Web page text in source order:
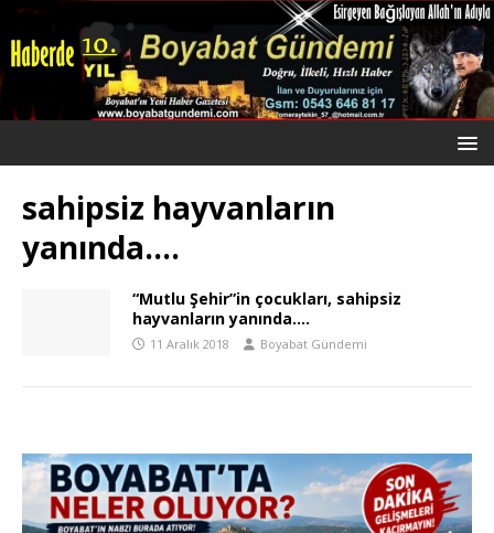
sahipsiz hayvanların
yanında….
“Mutlu Şehir”in çocukları, sahipsiz
hayvanların yanında….
11 Aralık 2018 Boyabat Gündemi